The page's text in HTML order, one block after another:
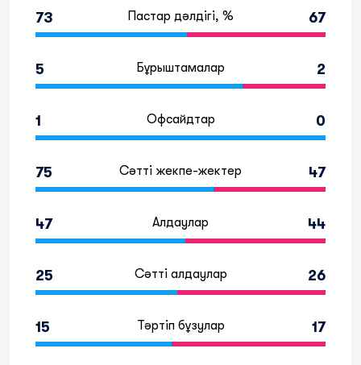
73 Пастар дәлдігі, % 67
5 Бұрыштамалар 2
1 Офсайдтар 0
75 Сәтті жекпе-жектер 47
47 Алдаулар 44
25 Сәтті алдаулар 26
15 Тәртіп бұзулар 17